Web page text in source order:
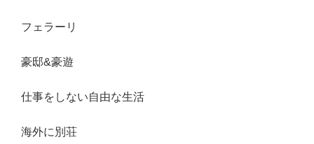
フェラーリ
豪邸&豪遊
仕事をしない自由な生活
海外に別荘